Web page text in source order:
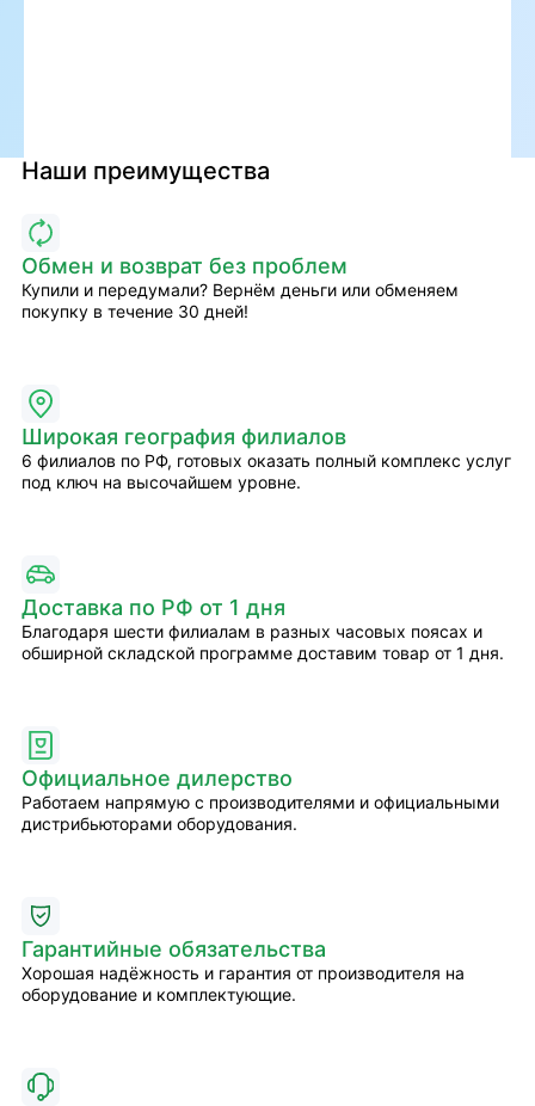
Наши преимущества
Обмен и возврат без проблем
Купили и передумали? Вернём деньги или обменяем
покупку в течение 30 дней!
Широкая география филиалов
6 филиалов по РФ, готовых оказать полный комплекс услуг
под ключ на высочайшем уровне.
Доставка по РФ от 1 дня
Благодаря шести филиалам в разных часовых поясах и
обширной складской программе доставим товар от 1 дня.
Официальное дилерство
Работаем напрямую с производителями и официальными
дистрибьюторами оборудования.
Гарантийные обязательства
Хорошая надёжность и гарантия от производителя на
оборудование и комплектующие.